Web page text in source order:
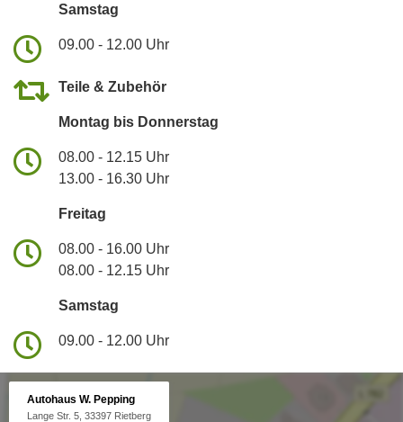
Samstag
09.00 - 12.00 Uhr
Teile & Zubehör
Montag bis Donnerstag
08.00 - 12.15 Uhr
13.00 - 16.30 Uhr
Freitag
08.00 - 16.00 Uhr
08.00 - 12.15 Uhr
Samstag
09.00 - 12.00 Uhr
Autohaus W. Pepping
Lange Str. 5, 33397 Rietberg